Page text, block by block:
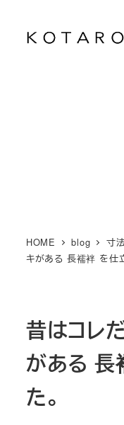
HOME blog 寸
キがある 長襦袢 を仕
昔はコレ
がある 長
た。